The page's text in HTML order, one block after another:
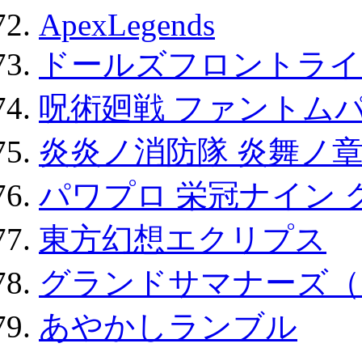
ApexLegends
ドールズフロントラ
呪術廻戦 ファントム
炎炎ノ消防隊 炎舞ノ
パワプロ 栄冠ナイン
東方幻想エクリプス
グランドサマナーズ
あやかしランブル